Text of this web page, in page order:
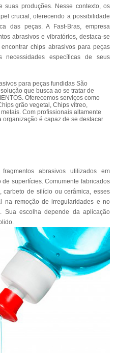
produções. Nesse contexto, os
crucial, oferecendo a possibilidade
das peças. A Fast-Bras, empresa
abrasivos e vibratórios, destaca-se
chips abrasivos para peças
necessidades específicas de seus
para peças fundidas São
que busca ao se tratar de
Oferecemos serviços como
grão vegetal, Chips vítreo,
Com profissionais altamente
é capaz de se destacar
abrasivos utilizados em
superfícies. Comumente fabricados
de silício ou cerâmica, esses
na remoção de irregularidades e no
Sua escolha depende da aplicação